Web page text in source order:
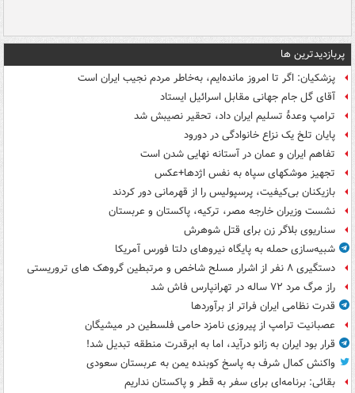
پربازدیدترین ها
پزشکیان: اگر تا امروز مانده‌ایم، به‌خاطر مردم نجیب ایران است
آقای گل جام جهانی مقابل اسرائیل ایستاد
ترامپ وعدۀ تسلیم ایران داد، تحقیر نصیبش شد
پایان تلخ یک نزاع خانوادگی در دورود
تفاهم ایران و عمان در آستانه نهایی شدن است
تجهیز موشکهای سپاه به نفس اژدها+عکس
بازیکنان بی‌کیفیت، پرسپولیس را از قهرمانی دور کردند
نشست وزیران خارجه مصر، ترکیه، پاکستان و عربستان
سناریوی بلاگر زن برای قتل شوهرش
شبیه‌سازی حمله به پایگاه نیروهای دلتا فورس آمریکا
دستگیری ۸ نفر از اشرار مسلح شاخص و مرتبطین گروهک های تروریستی
راز مرگ مرد ۷۲ ساله در تهرانپارس فاش شد
قدرت نظامی ایران فراتر از برآوردها
عصبانیت ترامپ از پیروزی نامزد حامی فلسطین در میشیگان
قرار بود ایران به زانو درآید، اما به ابرقدرت منطقه تبدیل شد!
واکنش کمال شرف به پاسخ کوبنده یمن به عربستان سعودی
بقائی: برنامه‌ای برای سفر به قطر و پاکستان نداریم